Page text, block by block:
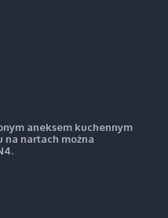
aneksem kuchennym
nartach można